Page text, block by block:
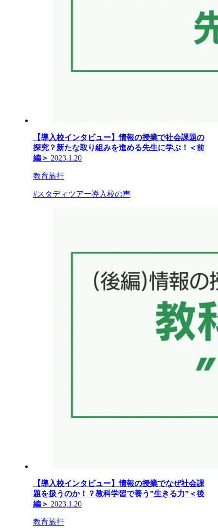
【導入校インタビュー】情報の授業で社会課題の
探究？新たな取り組みを進める先生に学ぶ！＜前
編＞ 2023.1.20
教育旅行
#スタディツアー導入校の声
【導入校インタビュー】情報の授業でなぜ社会課
題を扱うのか！？教科学習で養う”生きる力”＜後
編＞ 2023.1.20
教育旅行